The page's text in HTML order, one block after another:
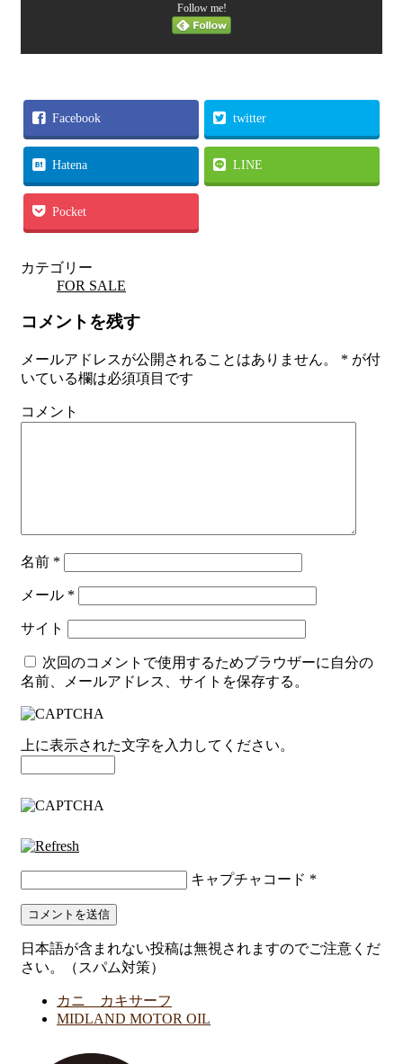
Follow me!
Facebook twitter
Hatena LINE
Pocket
カテゴリー
FOR SALE
コメントを残す
メールアドレスが公開されることはありません。 * が付
いている欄は必須項目です
コメント
名前 *
メール *
サイト
次回のコメントで使用するためブラウザーに自分の
名前、メールアドレス、サイトを保存する。
上に表示された文字を入力してください。
キャプチャコード *
日本語が含まれない投稿は無視されますのでご注意くだ
さい。（スパム対策）
カニ カキサーフ
MIDLAND MOTOR OIL